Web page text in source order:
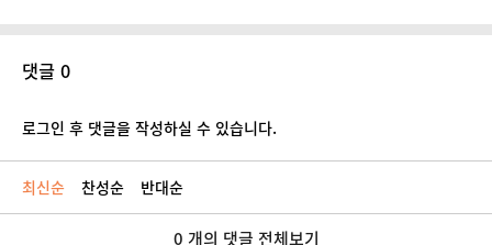
댓글 0
로그인 후 댓글을 작성하실 수 있습니다.
최신순 찬성순 반대순
0 개의 댓글 전체보기